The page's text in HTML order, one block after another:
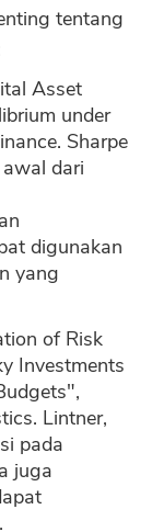
tentang
Asset
under
Sharpe
dari
digunakan
yang
of Risk
Investments
Lintner,
pada
juga